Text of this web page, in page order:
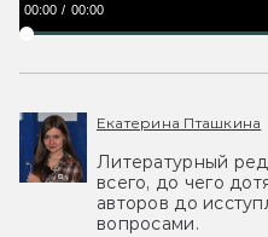
00:00 00:00
Екатерина Пташкина
Литературный
всего, до чего
авторов до
вопросами.